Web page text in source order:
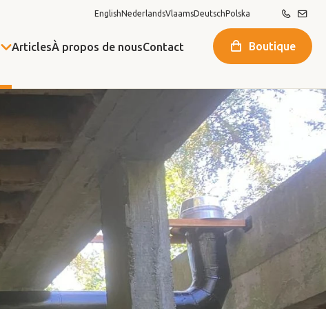
EnglishNederlandsVlaamsDeutschPolska
ArticlesÀ propos de nousContact Boutique